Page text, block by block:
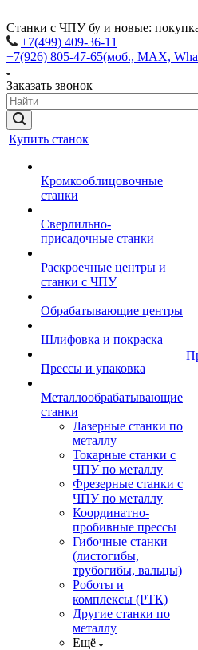
Станки с ЧПУ бу и новые:
+7(499) 409-36-11
+7(926) 805-47-65(моб., MAX,
Заказать звонок
Купить станок
Кромкооблицовочные
станки
Сверлильно-
присадочные станки
Раскроечные центры и
станки с ЧПУ
Обрабатывающие центры
Шлифовка и покраска
Прессы и упаковка
Металлообрабатывающие
станки
Лазерные станки по
металлу
Токарные станки с
ЧПУ по металлу
Фрезерные станки с
ЧПУ по металлу
Координатно-
пробивные прессы
Гибочные станки
(листогибы,
трубогибы, вальцы)
Роботы и
комплексы (РТК)
Другие станки по
металлу
Ещё